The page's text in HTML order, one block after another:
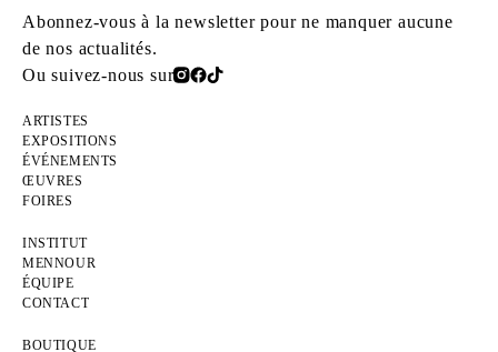
Abonnez-vous à la newsletter pour ne manquer aucune
de nos actualités.
Ou suivez-nous sur
ARTISTES
EXPOSITIONS
ÉVÉNEMENTS
ŒUVRES
FOIRES
INSTITUT
MENNOUR
ÉQUIPE
CONTACT
BOUTIQUE